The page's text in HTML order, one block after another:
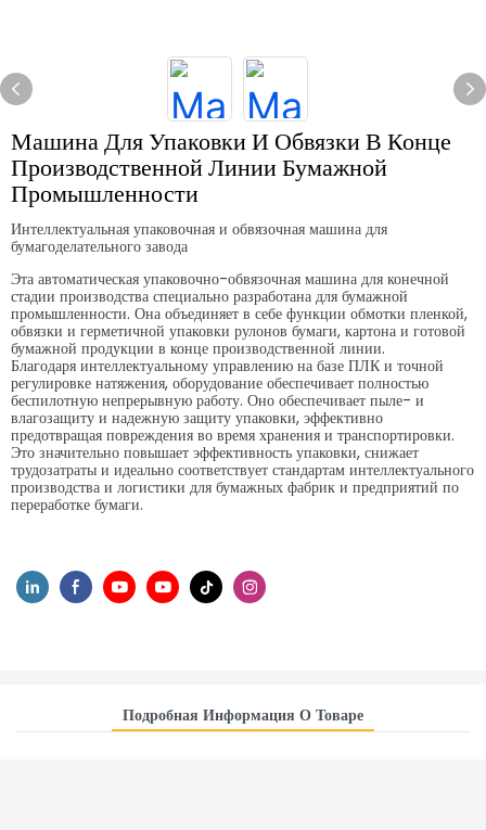
Машина Для Упаковки И Обвязки В Конце
Производственной Линии Бумажной
Промышленности
Интеллектуальная упаковочная и обвязочная машина для
бумагоделательного завода
Эта автоматическая упаковочно-обвязочная машина для конечной
стадии производства специально разработана для бумажной
промышленности. Она объединяет в себе функции обмотки пленкой,
обвязки и герметичной упаковки рулонов бумаги, картона и готовой
бумажной продукции в конце производственной линии.
Благодаря интеллектуальному управлению на базе ПЛК и точной
регулировке натяжения, оборудование обеспечивает полностью
беспилотную непрерывную работу. Оно обеспечивает пыле- и
влагозащиту и надежную защиту упаковки, эффективно
предотвращая повреждения во время хранения и транспортировки.
Это значительно повышает эффективность упаковки, снижает
трудозатраты и идеально соответствует стандартам интеллектуального
производства и логистики для бумажных фабрик и предприятий по
переработке бумаги.
Подробная Информация О Товаре